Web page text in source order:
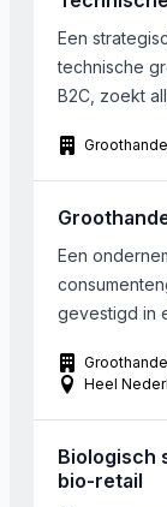
Een
technische
B2C, zoekt
productie/
Grootte is
Een
gevestigd in
kan ook
bedrijven
Heel
Biologisch
bio-retail